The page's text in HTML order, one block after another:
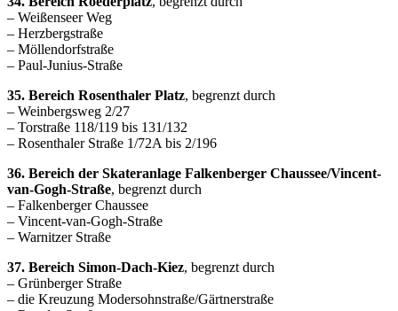
– Weißenseer Weg
– Herzbergstraße
– Möllendorfstraße
– Paul-Junius-Straße
35. Bereich Rosenthaler Platz, begrenzt durch
– Weinbergsweg 2/27
– Torstraße 118/119 bis 131/132
– Rosenthaler Straße 1/72A bis 2/196
36. Bereich der Skateranlage Falkenberger Chaussee/Vincent-
van-Gogh-Straße, begrenzt durch
– Falkenberger Chaussee
– Vincent-van-Gogh-Straße
– Warnitzer Straße
37. Bereich Simon-Dach-Kiez, begrenzt durch
– Grünberger Straße
– die Kreuzung Modersohnstraße/Gärtnerstraße